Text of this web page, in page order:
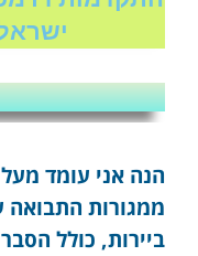
ממגורות התבואה
ביירות, כולל